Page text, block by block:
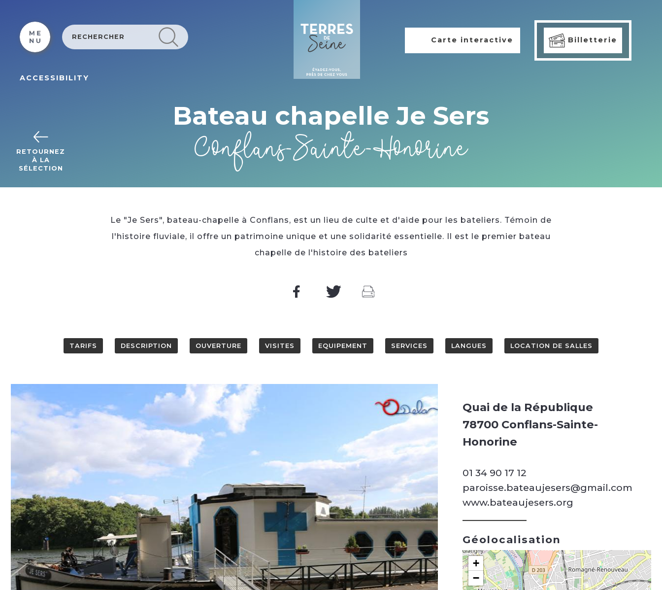
ACCESSIBILITY
Carte interactive Billetterie
RETOURNEZ
À LA
SÉLECTION
Bateau chapelle Je Sers
Conflans-Sainte-Honorine
Le "Je Sers", bateau-chapelle à Conflans, est un lieu de culte et d'aide pour les bateliers. Témoin de
l'histoire fluviale, il offre un patrimoine unique et une solidarité essentielle. Il est le premier bateau
chapelle de l'histoire des bateliers
TARIFS DESCRIPTION OUVERTURE VISITES EQUIPEMENT SERVICES LANGUES LOCATION DE SALLES
Quai de la République
78700 Conflans-Sainte-
Honorine
01 34 90 17 12
paroisse.bateaujesers@gmail.com
www.bateaujesers.org
Géolocalisation
+
−